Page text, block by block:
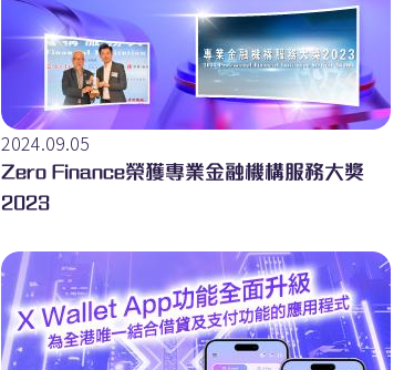
2024.09.05
Zero Finance榮獲專業金融機構服務大獎
2023